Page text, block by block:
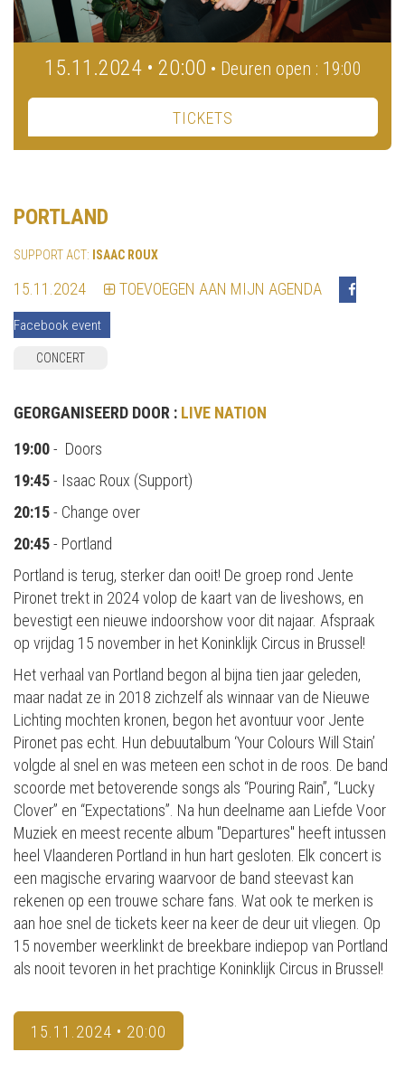
15.11.2024 • 20:00 • Deuren open : 19:00
TICKETS
PORTLAND
SUPPORT ACT: ISAAC ROUX
15.11.2024 TOEVOEGEN AAN MIJN AGENDA
Facebook event
CONCERT
GEORGANISEERD DOOR : LIVE NATION
19:00- Doors
19:45- Isaac Roux (Support)
20:15- Change over
20:45- Portland
Portland is terug, sterker dan ooit! De groep rond Jente
Pironet trekt in 2024 volop de kaart van de liveshows, en
bevestigt een nieuwe indoorshow voor dit najaar. Afspraak
op vrijdag 15 november in het Koninklijk Circus in Brussel!
Het verhaal van Portland begon al bijna tien jaar geleden,
maar nadat ze in 2018 zichzelf als winnaar van de Nieuwe
Lichting mochten kronen, begon het avontuur voor Jente
Pironet pas echt. Hun debuutalbum ‘Your Colours Will Stain’
volgde al snel en was meteen een schot in de roos. De band
scoorde met betoverende songs als “Pouring Rain”, “Lucky
Clover” en “Expectations”. Na hun deelname aan Liefde Voor
Muziek en meest recente album "Departures" heeft intussen
heel Vlaanderen Portland in hun hart gesloten. Elk concert is
een magische ervaring waarvoor de band steevast kan
rekenen op een trouwe schare fans. Wat ook te merken is
aan hoe snel de tickets keer na keer de deur uit vliegen. Op
15 november weerklinkt de breekbare indiepop van Portland
als nooit tevoren in het prachtige Koninklijk Circus in Brussel!
15.11.2024 • 20:00